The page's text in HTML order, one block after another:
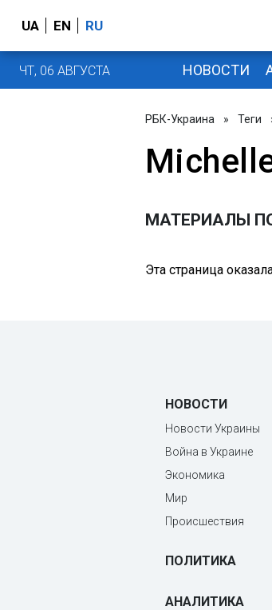
UA EN RU
ЧТ, 06 АВГУСТА НОВОСТИ
РБК-Украина » Теги
МАТЕРИАЛЫ
Эта страница
НОВОСТИ
Новости Украины
Война в Украине
Экономика
Мир
Происшествия
ПОЛИТИКА
АНАЛИТИКА